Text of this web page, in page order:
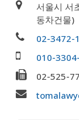
서울시 서
동차건물)
02-3472-
010-
02-525-